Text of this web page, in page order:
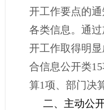
开工作要点的通
各类信息。通
开工作取得明显
合信息公开类15
算1项、部门决
二、 主动公